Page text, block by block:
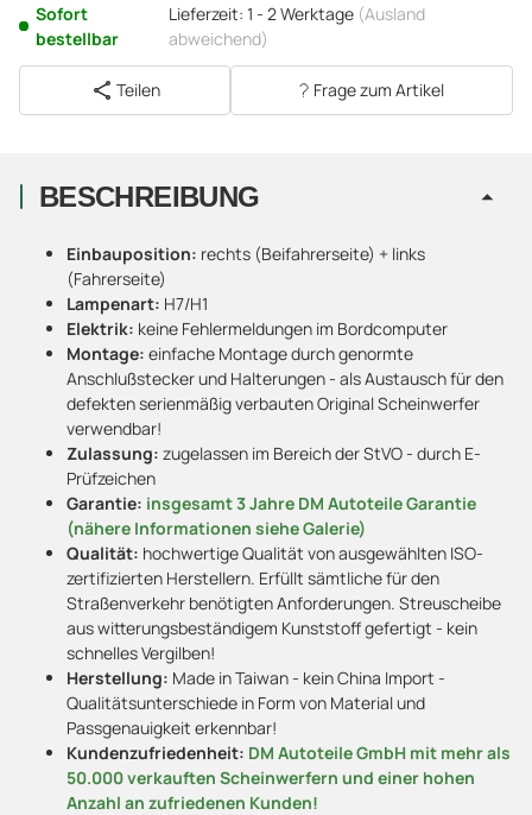
Sofort
bestellbar
Lieferzeit: 1 - 2 Werktage (Ausland
abweichend)
Teilen Frage zum Artikel
BESCHREIBUNG
Einbauposition: rechts (Beifahrerseite) + links
(Fahrerseite)
Lampenart: H7/H1
Elektrik: keine Fehlermeldungen im Bordcomputer
Montage: einfache Montage durch genormte
Anschlußstecker und Halterungen - als Austausch für den
defekten serienmäßig verbauten Original Scheinwerfer
verwendbar!
Zulassung: zugelassen im Bereich der StVO - durch E-
Prüfzeichen
Garantie: insgesamt 3 Jahre DM Autoteile Garantie
(nähere Informationen siehe Galerie)
Qualität: hochwertige Qualität von ausgewählten ISO-
zertifizierten Herstellern. Erfüllt sämtliche für den
Straßenverkehr benötigten Anforderungen. Streuscheibe
aus witterungsbeständigem Kunststoff gefertigt - kein
schnelles Vergilben!
Herstellung: Made in Taiwan - kein China Import -
Qualitätsunterschiede in Form von Material und
Passgenauigkeit erkennbar!
Kundenzufriedenheit: DM Autoteile GmbH mit mehr als
50.000 verkauften Scheinwerfern und einer hohen
Anzahl an zufriedenen Kunden!